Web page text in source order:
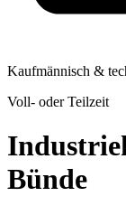
Kaufmännisch &
Voll- oder Teilzeit
Bünde